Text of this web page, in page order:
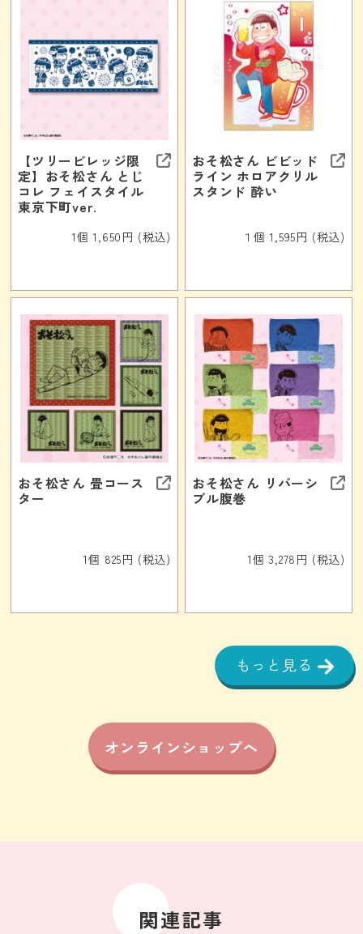
【ツリービレッジ限
定】おそ松さん とじ
コレ フェイスタイル
東京下町ver.
1個 1,650円 (税込)
おそ松さん ビビッド
ライン ホロアクリル
スタンド 酔い
１個 1,595円 (税込)
おそ松さん 畳コース
ター
1個 825円 (税込)
おそ松さん リバーシ
ブル腹巻
1個 3,278円 (税込)
もっと見る
オンラインショップへ
関連記事